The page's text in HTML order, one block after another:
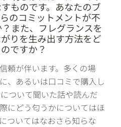
ものです。あなたのブ
のコミットメントが不
また、フレグランスを
りを生み出す方法をど
ですか？
頼が伴います。多くの場
、あるいは口コミで購入し
ついて聞いた話や読んだ
にどう匂うかについてはほ
ついてはなおさら知らな